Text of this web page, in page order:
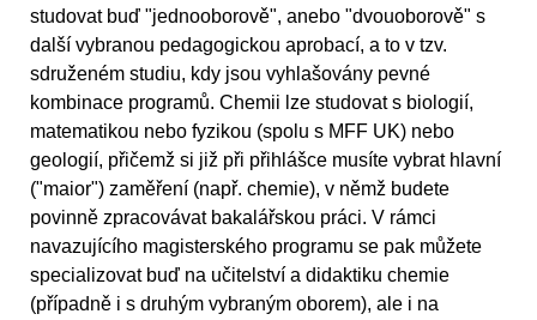
studovat buď "jednooborově", anebo "dvouoborově" s
další vybranou pedagogickou aprobací, a to v tzv.
sdruženém studiu, kdy jsou vyhlašovány pevné
kombinace programů. Chemii lze studovat s biologií,
matematikou nebo fyzikou (spolu s MFF UK) nebo
geologií, přičemž si již při přihlášce musíte vybrat hlavní
("maior") zaměření (např. chemie), v němž budete
povinně zpracovávat bakalářskou práci. V rámci
navazujícího magisterského programu se pak můžete
specializovat buď na učitelství a didaktiku chemie
(případně i s druhým vybraným oborem), ale i na